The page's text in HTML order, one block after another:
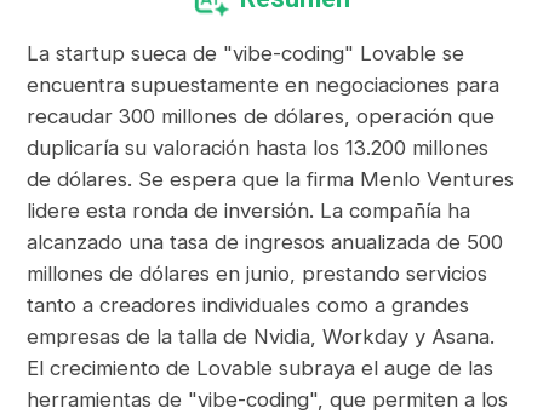
La startup sueca de "vibe-coding" Lovable se
encuentra supuestamente en negociaciones para
recaudar 300 millones de dólares, operación que
duplicaría su valoración hasta los 13.200 millones
de dólares. Se espera que la firma Menlo Ventures
lidere esta ronda de inversión. La compañía ha
alcanzado una tasa de ingresos anualizada de 500
millones de dólares en junio, prestando servicios
tanto a creadores individuales como a grandes
empresas de la talla de Nvidia, Workday y Asana.
El crecimiento de Lovable subraya el auge de las
herramientas de "vibe-coding", que permiten a los